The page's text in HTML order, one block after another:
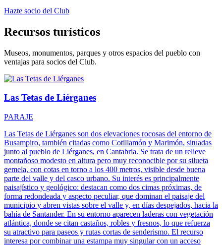
Hazte socio del Club
Recursos turísticos
Museos, monumentos, parques y otros espacios del pueblo con
ventajas para socios del Club.
Las Tetas de Liérganes
PARAJE
Las Tetas de Liérganes son dos elevaciones rocosas del entorno de
Busampiro, también citadas como Cotillamón y Marimón, situadas
junto al pueblo de Liérganes, en Cantabria. Se trata de un relieve
montañoso modesto en altura pero muy reconocible por su silueta
gemela, con cotas en torno a los 400 metros, visible desde buena
parte del valle y del casco urbano. Su interés es principalmente
paisajístico y geológico: destacan como dos cimas próximas, de
forma redondeada y aspecto peculiar, que dominan el paisaje del
municipio y abren vistas sobre el valle y, en días despejados, hacia la
bahía de Santander. En su entorno aparecen laderas con vegetación
atlántica, donde se citan castaños, robles y fresnos, lo que refuerza
su atractivo para paseos y rutas cortas de senderismo. El recurso
interesa por combinar una estampa muy singular con un acceso